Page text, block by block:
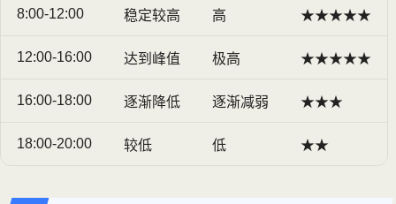
8:00-12:00 稳定较高 高 ★★★★★
12:00-16:00 达到峰值 极高 ★★★★★
16:00-18:00 逐渐降低 逐渐减弱 ★★★
18:00-20:00 较低 低 ★★